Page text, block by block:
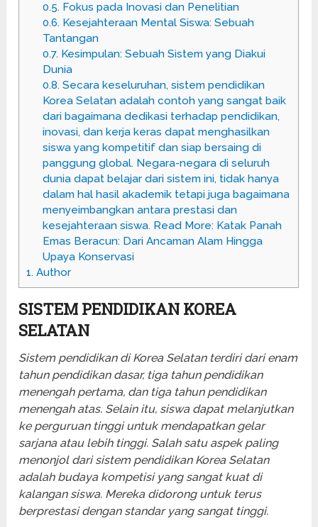
0.5.Fokus pada Inovasi dan Penelitian
0.6.Kesejahteraan Mental Siswa: Sebuah
Tantangan
0.7.Kesimpulan: Sebuah Sistem yang Diakui
Dunia
0.8.Secara keseluruhan, sistem pendidikan
Korea Selatan adalah contoh yang sangat baik
dari bagaimana dedikasi terhadap pendidikan,
inovasi, dan kerja keras dapat menghasilkan
siswa yang kompetitif dan siap bersaing di
panggung global. Negara-negara di seluruh
dunia dapat belajar dari sistem ini, tidak hanya
dalam hal hasil akademik tetapi juga bagaimana
menyeimbangkan antara prestasi dan
kesejahteraan siswa. Read More: Katak Panah
Emas Beracun: Dari Ancaman Alam Hingga
Upaya Konservasi
1. Author
SISTEM PENDIDIKAN KOREA
SELATAN
Sistem pendidikan di Korea Selatan terdiri dari enam
tahun pendidikan dasar, tiga tahun pendidikan
menengah pertama, dan tiga tahun pendidikan
menengah atas. Selain itu, siswa dapat melanjutkan
ke perguruan tinggi untuk mendapatkan gelar
sarjana atau lebih tinggi. Salah satu aspek paling
menonjol dari sistem pendidikan Korea Selatan
adalah budaya kompetisi yang sangat kuat di
kalangan siswa. Mereka didorong untuk terus
berprestasi dengan standar yang sangat tinggi.